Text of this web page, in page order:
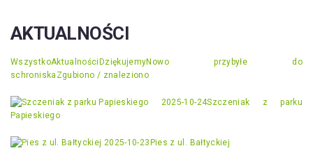
AKTUALNOŚCI
WszystkoAktualności DziękujemyNowo przybyłe do
schroniska Zgubiono / znaleziono
2025-10-24Szczeniak z parku
Papieskiego
2025-10-23 Pies z ul. Bałtyckiej